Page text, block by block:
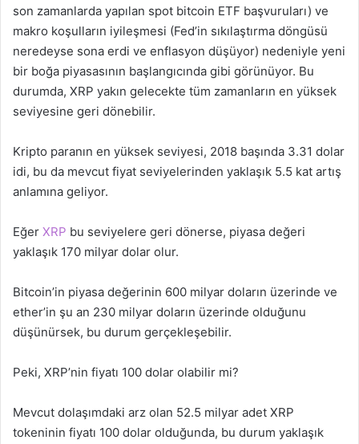
son zamanlarda yapılan spot bitcoin ETF başvuruları) ve
makro koşulların iyileşmesi (Fed’in sıkılaştırma döngüsü
neredeyse sona erdi ve enflasyon düşüyor) nedeniyle yeni
bir boğa piyasasının başlangıcında gibi görünüyor. Bu
durumda, XRP yakın gelecekte tüm zamanların en yüksek
seviyesine geri dönebilir.
Kripto paranın en yüksek seviyesi, 2018 başında 3.31 dolar
idi, bu da mevcut fiyat seviyelerinden yaklaşık 5.5 kat artış
anlamına geliyor.
Eğer XRP bu seviyelere geri dönerse, piyasa değeri
yaklaşık 170 milyar dolar olur.
Bitcoin’in piyasa değerinin 600 milyar doların üzerinde ve
ether’in şu an 230 milyar doların üzerinde olduğunu
düşünürsek, bu durum gerçekleşebilir.
Peki, XRP’nin fiyatı 100 dolar olabilir mi?
Mevcut dolaşımdaki arz olan 52.5 milyar adet XRP
tokeninin fiyatı 100 dolar olduğunda, bu durum yaklaşık